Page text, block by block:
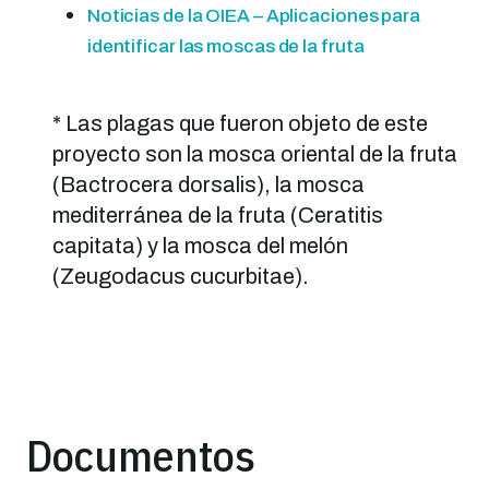
Noticias de la OIEA – Aplicaciones para
identificar las moscas de la fruta
* Las plagas que fueron objeto de este
proyecto son la mosca oriental de la fruta
(Bactrocera dorsalis), la mosca
mediterránea de la fruta (Ceratitis
capitata) y la mosca del melón
(Zeugodacus cucurbitae).
Documentos